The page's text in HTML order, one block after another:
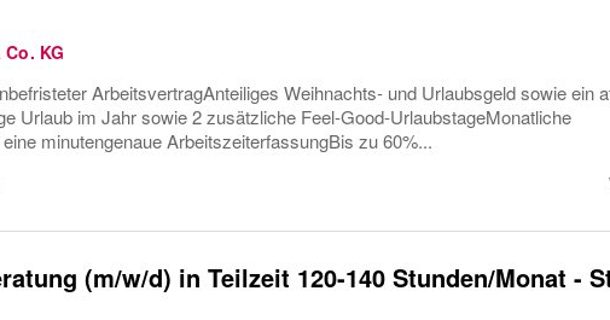
KG
ArbeitsvertragAnteiliges Weihnachts- und Urlaubsgeld sowie ein
Urlaub im Jahr sowie 2 zusätzliche Feel-Good-UrlaubstageMonatliche
minutengenaue ArbeitszeiterfassungBis zu 60%...
(m/w/d) in Teilzeit 120-140 Stunden/Monat -